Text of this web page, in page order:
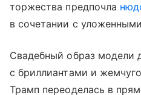
торжества предпочла
в сочетании с
Свадебный образ модели
с бриллиантами и
Трамп переоделась в